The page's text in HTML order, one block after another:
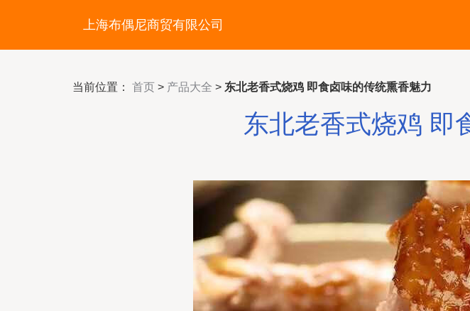
上海布偶尼商贸有限公司
当前位置： 首页 > 产品大全 > 东北老香式烧鸡 即食卤味的传统熏香魅力
东北老香式烧鸡 即